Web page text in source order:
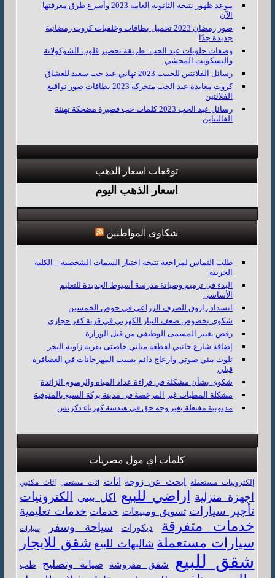
موعد ظهور نتيجة الثانوية العامة 2023 وأسرع طرق معرفتها
الآن
صور رمضان 2023 تحميل بطاقات وخلفيات كروت رمضانية
جديدة جدًا
وصفات حلويات عيد الحب: طريقة تحضير قلوب الشوكولاتة
والبسكويت المحشي
رسائل الفلانتين للحبيب 2023 تهاني عيد حب سعيد للعشاق
كروت معايدة عيد الحب متحركة 2023 بطاقات صور تواقيع
الفلانتين
رسائل عيد الحب 2023 كلمات حب قصيرة مضحكة تهنئة
الفالنتاين
توقعات اسعار الذهب
اسعار الذهب اليوم
شكاوى المواطنين
طلب التماس لمراجعة نتيجة اختبار السمات الشخصية – الكلية
الحربية
البدء فى ترميم وصيانة مدرسة أسيوط الجديدة للتعليم
الأساسى
انسداد زاروق للصرف الزراعي في حوض الخمسين
شكوى بخصوص ضعف التيار الكهربى في قرية كفر حجازي
رفض تغيير المسمى الوظيفي من قبل الوزارة
إضافة شارع جانبي لقطعة مباني خاصتي بقرية زاوية البحر
تلوث بيئي صوتي وازعاج دائم بسبب المهرجانات في العصافرة
قبلي
شكوى بشأن مشكلة في قراءة عداد المياه والرسوم الزائدة
مشكلة المطبات غير المرخصة في مدينة بركة السبع بالمنوفية
مديونية مفتعلة بغير وجه حق في هندسة كهرباء دكرنس
كلمات اي مول مصريات
إلكترونيات مستعملة ابحث عن زوجة اثاث اثاث مستعمل اثاث مكتبي
اجهزة منزلية اراضي للبيع اكل بيتي الكترونيات
تأجير سيارات تسويق ومبيعات خدمات خدمات تعليمية
خدمات متفرقة ديكورات سياحة وسفر سيارات
سيارات مستعملة شاليهات للبيع شقق للايجار
شقق للبيع شقق مفروشة صيانة وتصليح طب